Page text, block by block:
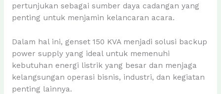
pertunjukan sebagai sumber daya cadangan yang
penting untuk menjamin kelancaran acara.
Dalam hal ini, genset 150 KVA menjadi solusi backup
power supply yang ideal untuk memenuhi
kebutuhan energi listrik yang besar dan menjaga
kelangsungan operasi bisnis, industri, dan kegiatan
penting lainnya.